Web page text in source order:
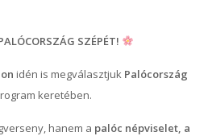
SZÉPÉT!
idén is megválasztjuk Palócország
keretében.
hanem a palóc népviselet, a